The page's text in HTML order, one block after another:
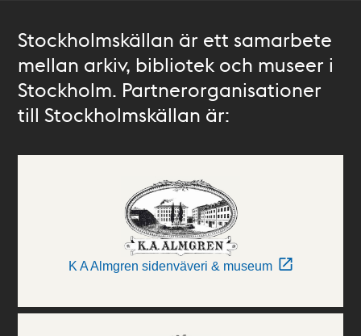
Stockholmskällan är ett samarbete
mellan arkiv, bibliotek och museer i
Stockholm. Partnerorganisationer
till Stockholmskällan är:
K A Almgren sidenväveri & museum